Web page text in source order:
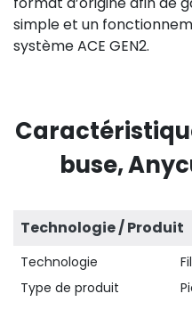
simple et un
système ACE GEN2.
buse,
Technologie / Produit
Technologie
Type de produit